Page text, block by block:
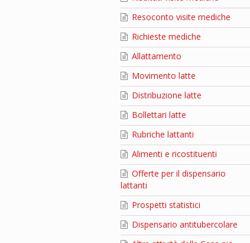
Resoconto visite mediche
Richieste mediche
Allattamento
Movimento latte
Distribuzione latte
Bollettari latte
Rubriche lattanti
Alimenti e ricostituenti
Offerte per il dispensario
lattanti
Prospetti statistici
Dispensario antitubercolare